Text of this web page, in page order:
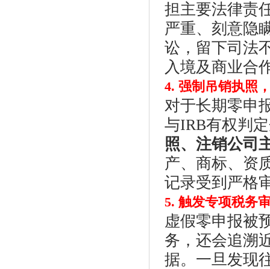
担主要法律责
严重、刻意隐
讼，留下司法
入境及商业合
4. 强制吊销执照
对于长期零申
与IRB有权判
照、注销公司
产、商标、资
记录受到严格
5. 触发专项税务
虚假零申报被
务，还会追溯
据。一旦发现